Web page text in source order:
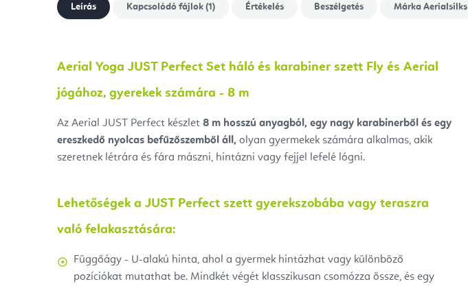
Leírás Kapcsolódó fájlok (1) Értékelés Beszélgetés Márka Aerialsilks
Aerial Yoga JUST Perfect Set háló és karabiner szett Fly és Aerial
jógához, gyerekek számára - 8 m
Az Aerial JUST Perfect készlet 8 m hosszú anyagból, egy nagy karabinerből és egy
ereszkedő nyolcas befűzőszemből áll, olyan gyermekek számára alkalmas, akik
szeretnek létrára és fára mászni, hintázni vagy fejjel lefelé lógni.
Lehetőségek a JUST Perfect szett gyerekszobába vagy teraszra
való felakasztására:
Függőágy - U-alakú hinta, ahol a gyermek hintázhat vagy különböző
pozíciókat mutathat be. Mindkét végét klasszikusan csomózza össze, és egy